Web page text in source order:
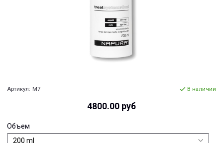
Артикул: M7 В наличии
4800.00 руб
Объем